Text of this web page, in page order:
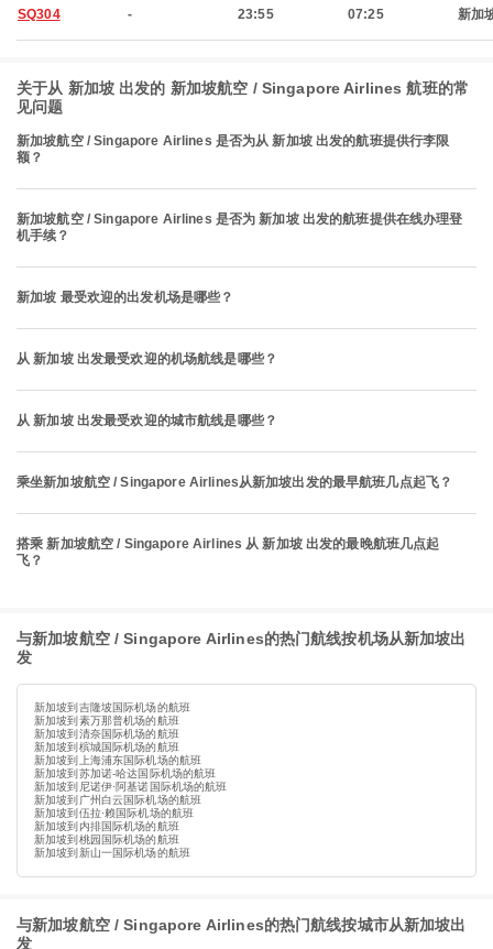
SQ304 - 23:55 07:25 新加
关于从 新加坡 出发的 新加坡航空 / Singapore Airlines 航班的常
见问题
新加坡航空 / Singapore Airlines 是否为从 新加坡 出发的航班提供行李限
额？
新加坡航空 / Singapore Airlines 是否为 新加坡 出发的航班提供在线办理登
机手续？
新加坡 最受欢迎的出发机场是哪些？
从 新加坡 出发最受欢迎的机场航线是哪些？
从 新加坡 出发最受欢迎的城市航线是哪些？
乘坐新加坡航空 / Singapore Airlines从新加坡出发的最早航班几点起飞？
搭乘 新加坡航空 / Singapore Airlines 从 新加坡 出发的最晚航班几点起
飞？
与新加坡航空 / Singapore Airlines的热门航线按机场从新加坡出
发
新加坡到吉隆坡国际机场的航班
新加坡到素万那普机场的航班
新加坡到清奈国际机场的航班
新加坡到槟城国际机场的航班
新加坡到上海浦东国际机场的航班
新加坡到苏加诺-哈达国际机场的航班
新加坡到尼诺伊·阿基诺国际机场的航班
新加坡到广州白云国际机场的航班
新加坡到伍拉·赖国际机场的航班
新加坡到内排国际机场的航班
新加坡到桃园国际机场的航班
新加坡到新山一国际机场的航班
与新加坡航空 / Singapore Airlines的热门航线按城市从新加坡出
发